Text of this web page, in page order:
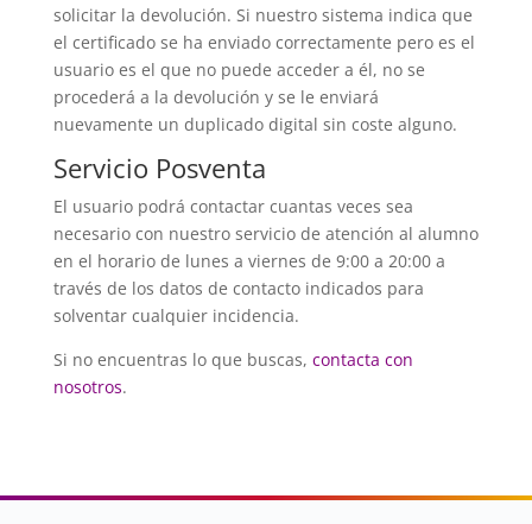
solicitar la devolución. Si nuestro sistema indica que
el certificado se ha enviado correctamente pero es el
usuario es el que no puede acceder a él, no se
procederá a la devolución y se le enviará
nuevamente un duplicado digital sin coste alguno.
Servicio Posventa
El usuario podrá contactar cuantas veces sea
necesario con nuestro servicio de atención al alumno
en el horario de lunes a viernes de 9:00 a 20:00 a
través de los datos de contacto indicados para
solventar cualquier incidencia.
Si no encuentras lo que buscas, contacta con
nosotros.